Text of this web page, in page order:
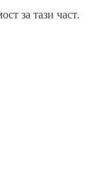
without
damage.
and accurate
equipment
за тази част.